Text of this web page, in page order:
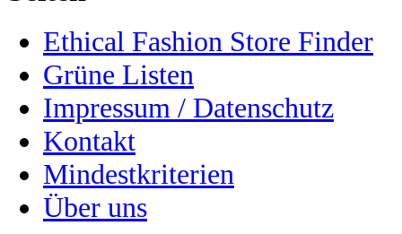
Ethical Fashion Store Finder
Grüne Listen
Impressum / Datenschutz
Kontakt
Mindestkriterien
Über uns